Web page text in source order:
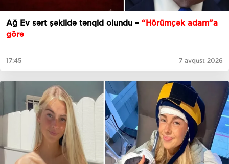
Ağ Ev sərt şəkildə tənqid olundu – “Hörümçək adam”a
görə
17:45 7 avqust 2026